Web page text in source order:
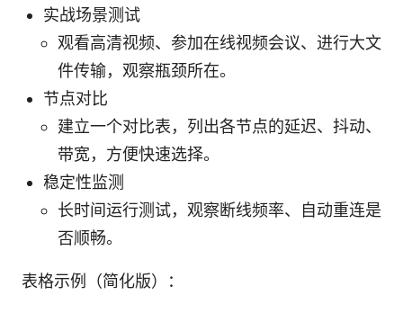
实战场景测试
观看高清视频、参加在线视频会议、进行大文
件传输，观察瓶颈所在。
节点对比
建立一个对比表，列出各节点的延迟、抖动、
带宽，方便快速选择。
稳定性监测
长时间运行测试，观察断线频率、自动重连是
否顺畅。
表格示例（简化版）：